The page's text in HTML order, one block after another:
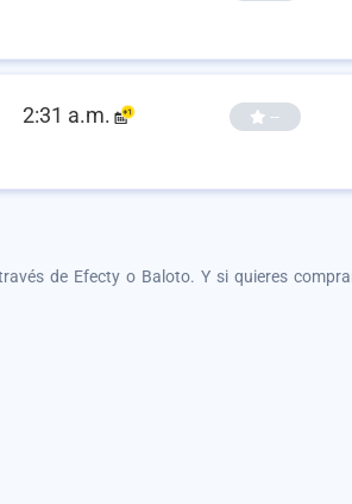
2:31 a.m. --
de Efecty o Baloto. Y si quieres